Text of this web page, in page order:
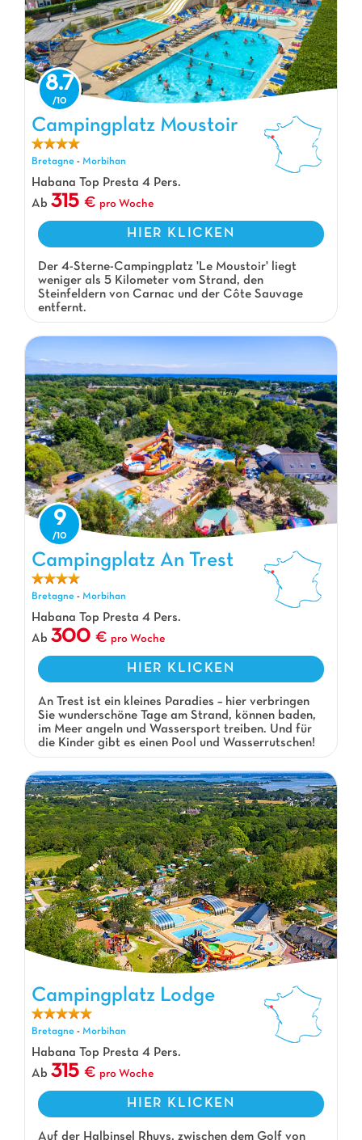
Campingplatz Moustoir, Campingplatz Bretagne
8.7
Campingplatz Moustoir
Bretagne - Morbihan
Habana Top Presta 4 Pers.
Ab 315 pro Woche
HIER KLICKEN
Der 4-Sterne-Campingplatz 'Le Moustoir' liegt
weniger als 5 Kilometer vom Strand, den
Steinfeldern von Carnac und der Côte Sauvage
entfernt.
Campingplatz An Trest, Campingplatz Bretagne
9
Campingplatz An Trest
Bretagne - Morbihan
Habana Top Presta 4 Pers.
Ab 300 pro Woche
HIER KLICKEN
An Trest ist ein kleines Paradies – hier verbringen
Sie wunderschöne Tage am Strand, können baden,
im Meer angeln und Wassersport treiben. Und für
die Kinder gibt es einen Pool und Wasserrutschen!
Campingplatz Lodge, Campingplatz Bretagne
Campingplatz Lodge
Bretagne - Morbihan
Habana Top Presta 4 Pers.
Ab 315 pro Woche
HIER KLICKEN
Auf der Halbinsel Rhuys, zwischen dem Golf von